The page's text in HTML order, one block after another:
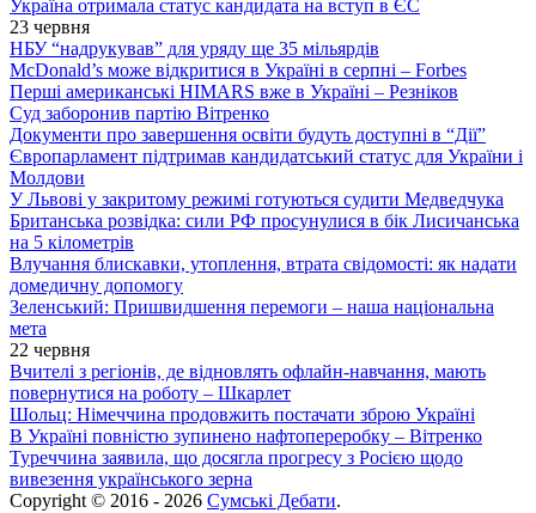
Україна отримала статус кандидата на вступ в ЄС
23 червня
НБУ “надрукував” для уряду ще 35 мільярдів
McDonald’s може відкритися в Україні в серпні – Forbes
Перші американські HIMARS вже в Україні – Резніков
Суд заборонив партію Вітренко
Документи про завершення освіти будуть доступні в “Дії”
Європарламент підтримав кандидатський статус для України і
Молдови
У Львові у закритому режимі готуються судити Медведчука
Британська розвідка: сили РФ просунулися в бік Лисичанська
на 5 кілометрів
Влучання блискавки, утоплення, втрата свідомості: як надати
домедичну допомогу
Зеленський: Пришвидшення перемоги – наша національна
мета
22 червня
Вчителі з регіонів, де відновлять офлайн-навчання, мають
повернутися на роботу – Шкарлет
Шольц: Німеччина продовжить постачати зброю Україні
В Україні повністю зупинено нафтопереробку – Вітренко
Туреччина заявила, що досягла прогресу з Росією щодо
вивезення українського зерна
Copyright © 2016 - 2026 Сумські Дебати.